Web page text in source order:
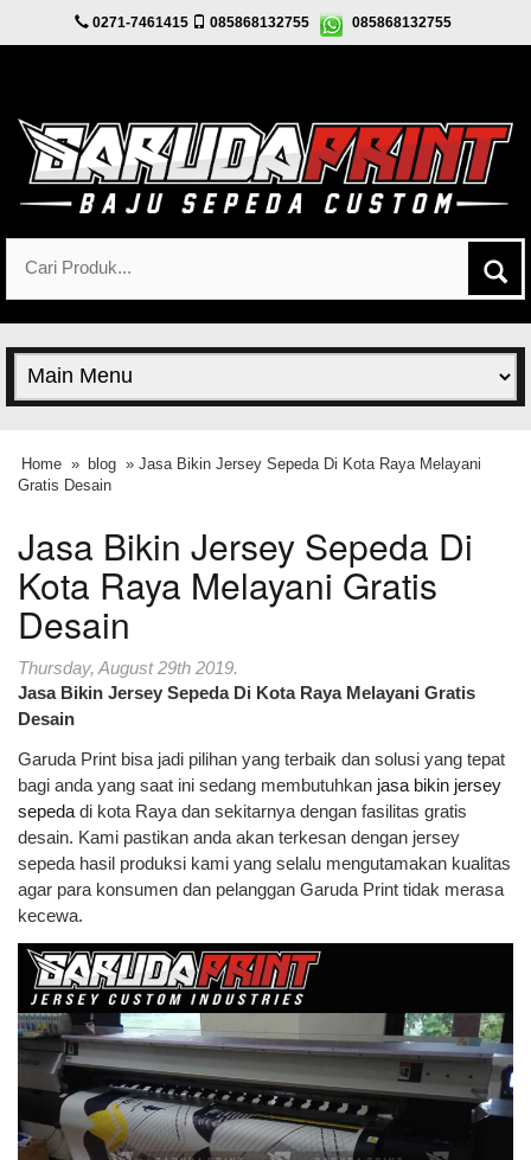
0271-7461415 085868132755 085868132755
Home » blog » Jasa Bikin Jersey Sepeda Di Kota Raya Melayani
Gratis Desain
Jasa Bikin Jersey Sepeda Di
Kota Raya Melayani Gratis
Desain
Thursday, August 29th 2019.
Jasa Bikin Jersey Sepeda Di Kota Raya Melayani Gratis
Desain
Garuda Print bisa jadi pilihan yang terbaik dan solusi yang tepat
bagi anda yang saat ini sedang membutuhkan jasa bikin jersey
sepeda di kota Raya dan sekitarnya dengan fasilitas gratis
desain. Kami pastikan anda akan terkesan dengan jersey
sepeda hasil produksi kami yang selalu mengutamakan kualitas
agar para konsumen dan pelanggan Garuda Print tidak merasa
kecewa.